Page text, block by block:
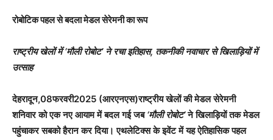
रोबोटिक पहल से बदला मेडल सेरेमनी का रूप
राष्ट्रीय खेलों में ‘मौली रोबोट’ ने रचा इतिहास, तकनीकी नवाचार से खिलाड़ियों में
उत्साह
देहरादून,08फरवरी2025 (आरएनएस)राष्ट्रीय खेलों की मेडल सेरेमनी
शनिवार को एक नए आयाम में बदल गई जब‘मौली रोबोट’ने खिलाड़ियों तक मेडल
पहुंचाकर सबको हैरान कर दिया। एथलेटिक्स के इवेंट में यह ऐतिहासिक पहल